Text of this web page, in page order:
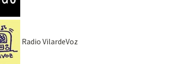
Radio VilardeVoz